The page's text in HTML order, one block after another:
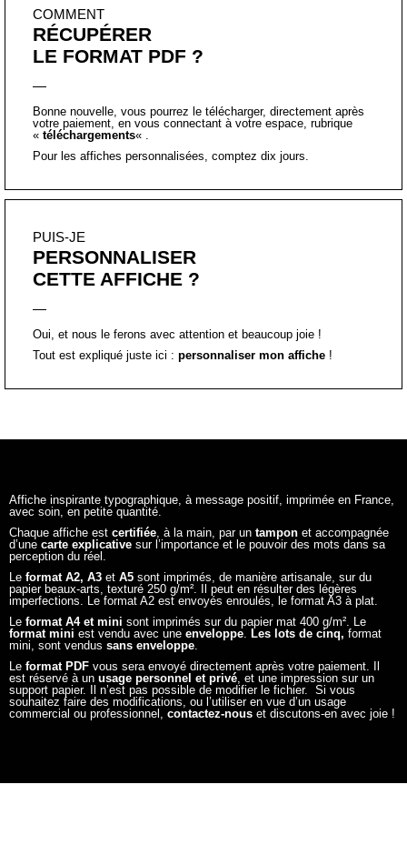
COMMENT
RÉCUPÉRER
LE FORMAT PDF ?
Bonne nouvelle, vous pourrez le télécharger, directement après
votre paiement, en vous connectant à votre espace, rubrique
« téléchargements« .
Pour les affiches personnalisées, comptez dix jours.
PUIS-JE
PERSONNALISER
CETTE AFFICHE ?
Oui, et nous le ferons avec attention et beaucoup joie !
Tout est expliqué juste ici : personnaliser mon affiche !
Affiche inspirante typographique, à message positif, imprimée en France,
avec soin, en petite quantité.
Chaque affiche est certifiée, à la main, par un tampon et accompagnée
d’une carte explicative sur l’importance et le pouvoir des mots dans sa
perception du réel.
Le format A2, A3 et A5 sont imprimés, de manière artisanale, sur du
papier beaux-arts, texturé 250 g/m². Il peut en résulter des légères
imperfections. Le format A2 est envoyés enroulés, le format A3 à plat.
Le format A4 et mini sont imprimés sur du papier mat 400 g/m². Le
format mini est vendu avec une enveloppe. Les lots de cinq, format
mini, sont vendus sans enveloppe.
Le format PDF vous sera envoyé directement après votre paiement. Il
est réservé à un usage personnel et privé, et une impression sur un
support papier. Il n’est pas possible de modifier le fichier. Si vous
souhaitez faire des modifications, ou l’utiliser en vue d’un usage
commercial ou professionnel, contactez-nous et discutons-en avec joie !